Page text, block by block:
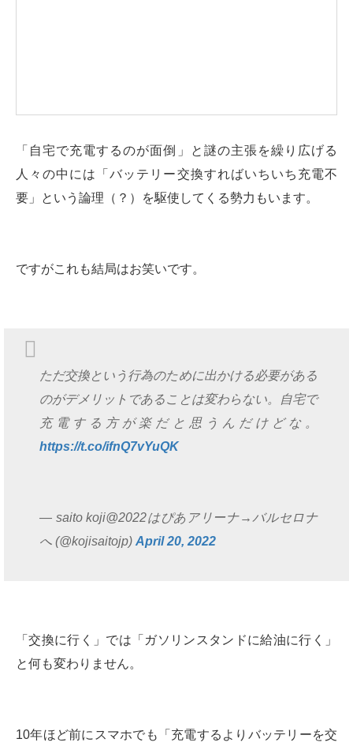
「自宅で充電するのが面倒」と謎の主張を繰り広げる
人々の中には「バッテリー交換すればいちいち充電不
要」という論理（？）を駆使してくる勢力もいます。
ですがこれも結局はお笑いです。
ただ交換という行為のために出かける必要がある
のがデメリットであることは変わらない。自宅で
充電する方が楽だと思うんだけどな。
https://t.co/ifnQ7vYuQK
— saito koji@2022はぴあアリーナ→バルセロナ
へ (@kojisaitojp) April 20, 2022
「交換に行く」では「ガソリンスタンドに給油に行く」
と何も変わりません。
10年ほど前にスマホでも「充電するよりバッテリーを交